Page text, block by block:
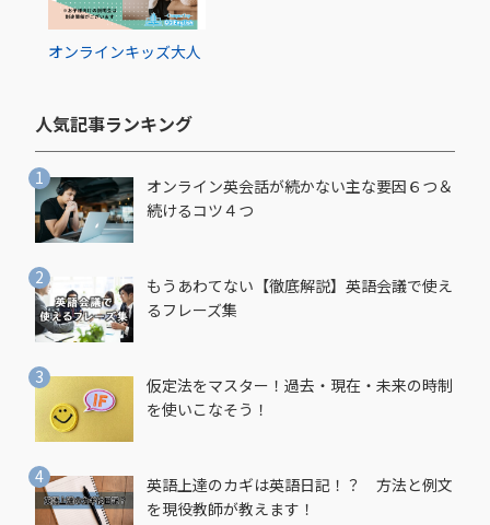
オンラインキッズ大人
人気記事ランキング​
オンライン英会話が続かない主な要因６つ＆
続けるコツ４つ
もうあわてない【徹底解説】英語会議で使え
るフレーズ集
仮定法をマスター！過去・現在・未来の時制
を使いこなそう！
英語上達のカギは英語日記！？ 方法と例文
を現役教師が教えます！